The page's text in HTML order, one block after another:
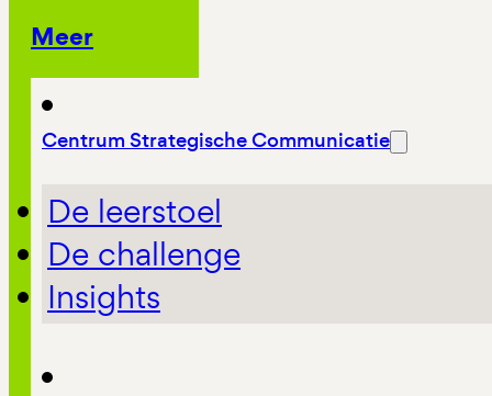
Meer
Centrum Strategische Communicatie
De leerstoel
De challenge
Insights